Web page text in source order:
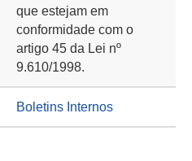
que estejam em
conformidade com o
artigo 45 da Lei nº
9.610/1998.
Boletins Internos